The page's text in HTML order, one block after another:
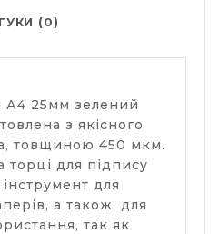
(0)
А4 25мм зелений
з якісного
товщиною 450 мкм.
торці для підпису
для
а також, для
так як